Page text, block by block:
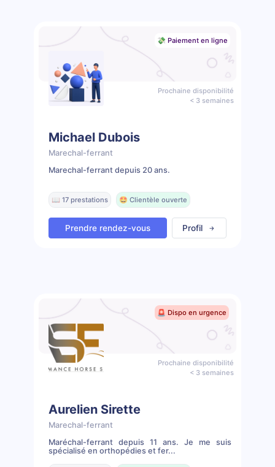
💸 Paiement en ligne
Prochaine disponibilité
< 3 semaines
Michael Dubois
Marechal-ferrant
Marechal-ferrant depuis 20 ans.
📖 17 prestations 🤩 Clientèle ouverte
Prendre rendez-vous Profil
🚨 Dispo en urgence
Prochaine disponibilité
< 3 semaines
Aurelien Sirette
Marechal-ferrant
Maréchal-ferrant depuis 11 ans. Je me suis
spécialisé en orthopédies et fer...